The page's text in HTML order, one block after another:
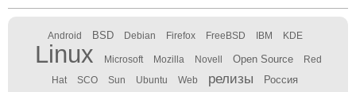
Android BSD Debian Firefox FreeBSD IBM KDE
Linux Microsoft Mozilla Novell Open Source Red
Hat SCO Sun Ubuntu Web релизы Россия